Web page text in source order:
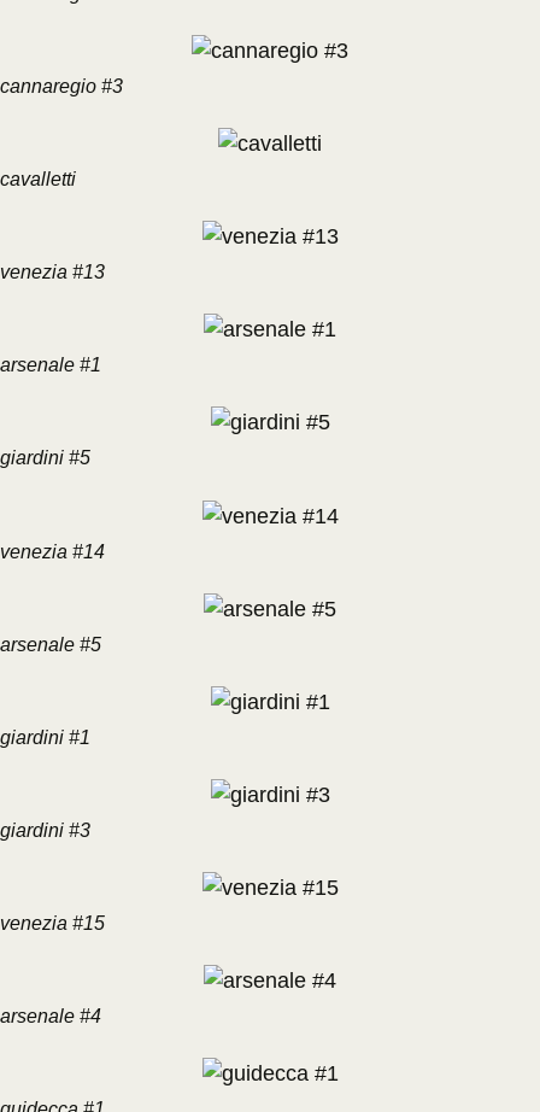
cannaregio #3
cavalletti
venezia #13
arsenale #1
giardini #5
venezia #14
arsenale #5
giardini #1
giardini #3
venezia #15
arsenale #4